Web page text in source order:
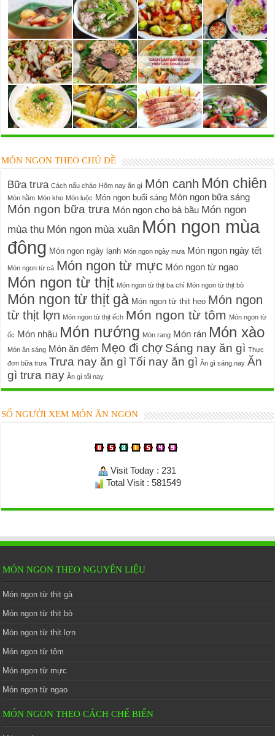
MÓN NGON THEO CHỦ ĐỀ
Bữa trưa Cách nấu cháo Hôm nay ăn gì Món canh Món chiên
Món hầm Món kho Món luộc Món ngon buổi sáng Món ngon bữa sáng
Món ngon bữa trưa Món ngon cho bà bầu Món ngon
mùa thu Món ngon mùa xuân Món ngon mùa
đông Món ngon ngày lạnh Món ngon ngày mưa Món ngon ngày tết
Món ngon từ cá Món ngon từ mực Món ngon từ ngao
Món ngon từ thịt Món ngon từ thịt ba chỉ Món ngon từ thịt bò
Món ngon từ thịt gà Món ngon từ thịt heo Món ngon
từ thịt lợn Món ngon từ thịt ếch Món ngon từ tôm Món ngon từ
ốc Món nhậu Món nướng Món rang Món rán Món xào
Món ăn sáng Món ăn đêm Mẹo đi chợ Sáng nay ăn gì Thực
đơn bữa trưa Trưa nay ăn gì Tối nay ăn gì Ăn gì sáng nay Ăn
gì trưa nay Ăn gì tối nay
SỐ NGƯỜI XEM MÓN ĂN NGON
Visit Today : 231
Total Visit : 581549
MÓN NGON THEO NGUYÊN LIỆU
Món ngon từ thịt gà
Món ngon từ thịt bò
Món ngon từ thịt lợn
Món ngon từ tôm
Món ngon từ mực
Món ngon từ ngao
MÓN NGON THEO CÁCH CHẾ BIẾN